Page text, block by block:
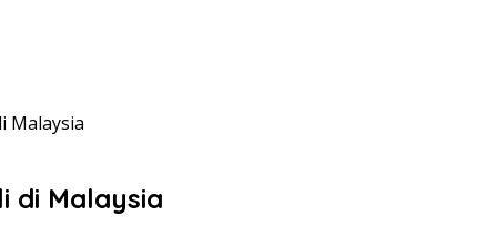
Malaysia
di Malaysia